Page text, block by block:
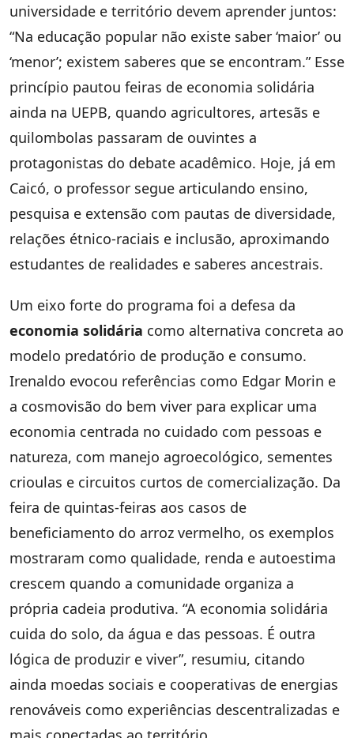
universidade e território devem aprender juntos:
“Na educação popular não existe saber ‘maior’ ou
‘menor’; existem saberes que se encontram.” Esse
princípio pautou feiras de economia solidária
ainda na UEPB, quando agricultores, artesãs e
quilombolas passaram de ouvintes a
protagonistas do debate acadêmico. Hoje, já em
Caicó, o professor segue articulando ensino,
pesquisa e extensão com pautas de diversidade,
relações étnico-raciais e inclusão, aproximando
estudantes de realidades e saberes ancestrais.
Um eixo forte do programa foi a defesa da
economia solidária como alternativa concreta ao
modelo predatório de produção e consumo.
Irenaldo evocou referências como Edgar Morin e
a cosmovisão do bem viver para explicar uma
economia centrada no cuidado com pessoas e
natureza, com manejo agroecológico, sementes
crioulas e circuitos curtos de comercialização. Da
feira de quintas-feiras aos casos de
beneficiamento do arroz vermelho, os exemplos
mostraram como qualidade, renda e autoestima
crescem quando a comunidade organiza a
própria cadeia produtiva. “A economia solidária
cuida do solo, da água e das pessoas. É outra
lógica de produzir e viver”, resumiu, citando
ainda moedas sociais e cooperativas de energias
renováveis como experiências descentralizadas e